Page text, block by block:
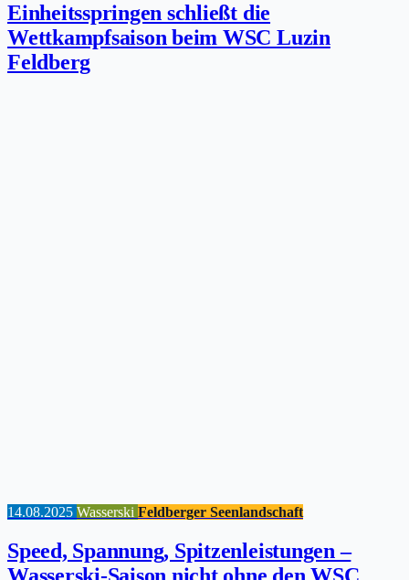
Einheitsspringen schließt die
Wettkampfsaison beim WSC Luzin
Feldberg
14.08.2025 Wasserski Feldberger Seenlandschaft
Speed, Spannung, Spitzenleistungen –